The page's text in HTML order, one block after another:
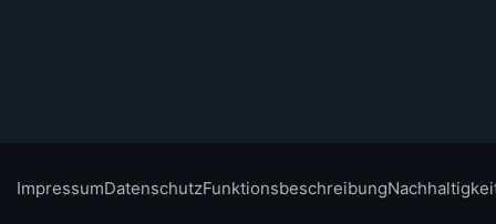
ImpressumDatenschutzFunktionsbeschreibung